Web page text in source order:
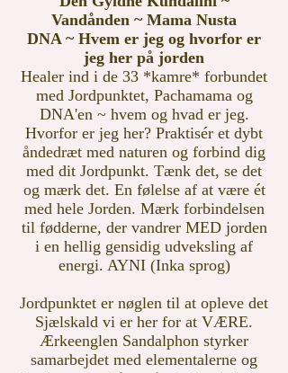
Vandånden ~ Mama Nusta
DNA ~ Hvem er jeg og hvorfor er
jeg her på jorden
Healer ind i de 33 *kamre* forbundet
med Jordpunktet, Pachamama og
DNA'en ~ hvem og hvad er jeg.
Hvorfor er jeg her? Praktisér et dybt
åndedræt med naturen og forbind dig
med dit Jordpunkt. Tænk det, se det
og mærk det. En følelse af at være ét
med hele Jorden. Mærk forbindelsen
til fødderne, der vandrer MED jorden
i en hellig gensidig udveksling af
energi. AYNI (Inka sprog)
Jordpunktet er nøglen til at opleve det
Sjælskald vi er her for at VÆRE.
Ærkeenglen Sandalphon styrker
samarbejdet med elementalerne og